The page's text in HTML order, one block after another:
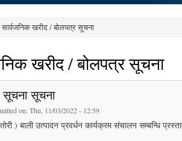
खरीद / बोलपत्र सूचना
खरीद / बोलपत्र सूचना
सूचना
on:Thu, 11/03/2022 - 12:59
) बाली उत्पादन प्रवर्धन कार्यक्रम संचालन सम्बन्धि